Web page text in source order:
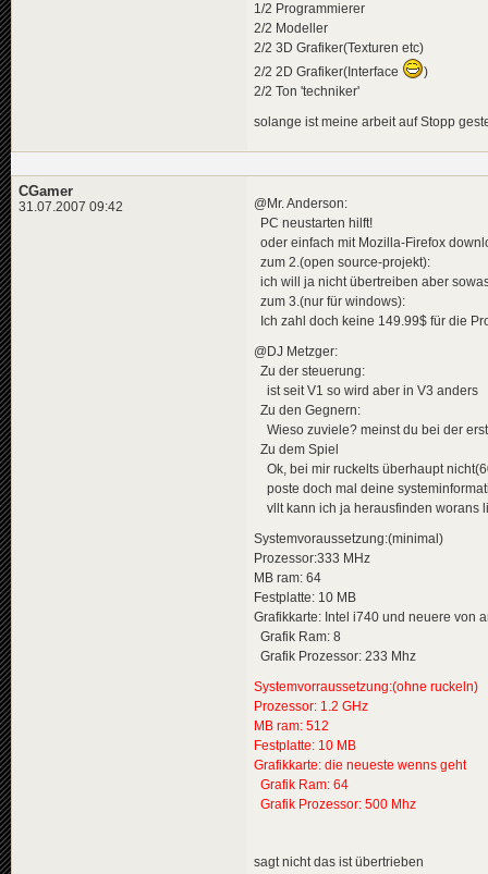
1/2 Programmierer
2/2 Modeller
2/2 3D Grafiker(Texturen etc)
2/2 2D Grafiker(Interface
)
2/2 Ton 'techniker'
solange ist meine arbeit auf Stopp
CGamer
31.07.2007 09:42
@Mr. Anderson:
PC neustarten hilft!
oder einfach mit Mozilla-Firefox
zum 2.(open source-projekt):
ich will ja nicht übertreiben aber
zum 3.(nur für windows):
Ich zahl doch keine 149.99$ für die
@DJ Metzger:
Zu der steuerung:
ist seit V1 so wird aber in V3 anders
Zu den Gegnern:
Wieso zuviele? meinst du bei der
Zu dem Spiel
Ok, bei mir ruckelts überhaupt
poste doch mal deine
vllt kann ich ja herausfinden worans
Systemvoraussetzung:(minimal)
Prozessor:333 MHz
MB ram: 64
Festplatte: 10 MB
Grafikkarte: Intel i740 und neuere von
Grafik Ram: 8
Grafik Prozessor: 233 Mhz
Systemvorraussetzung:(ohne ruckeln)
Prozessor: 1.2 GHz
MB ram: 512
Festplatte: 10 MB
Grafikkarte: die neueste wenns geht
Grafik Ram: 64
Grafik Prozessor: 500 Mhz
sagt nicht das ist übertrieben